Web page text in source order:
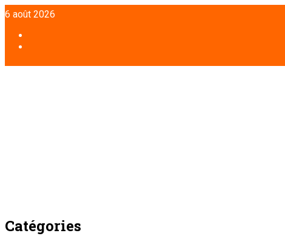
Aller
au
contenu
6 août 2026
Catégories